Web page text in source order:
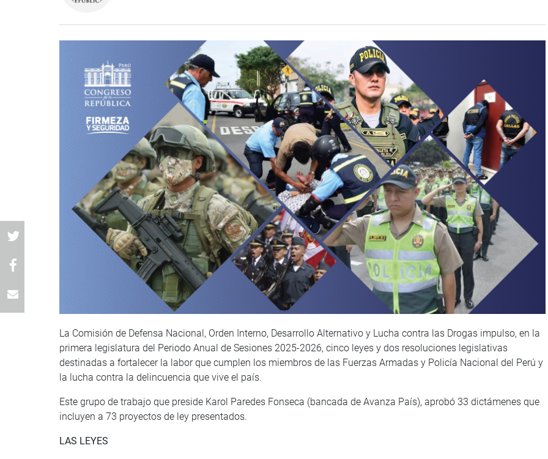
La Comisión de Defensa Nacional, Orden Interno, Desarrollo Alternativo y Lucha contra las Drogas impulso, en la
primera legislatura del Periodo Anual de Sesiones 2025-2026, cinco leyes y dos resoluciones legislativas
destinadas a fortalecer la labor que cumplen los miembros de las Fuerzas Armadas y Policía Nacional del Perú y
la lucha contra la delincuencia que vive el país.
Este grupo de trabajo que preside Karol Paredes Fonseca (bancada de Avanza País), aprobó 33 dictámenes que
incluyen a 73 proyectos de ley presentados.
LAS LEYES